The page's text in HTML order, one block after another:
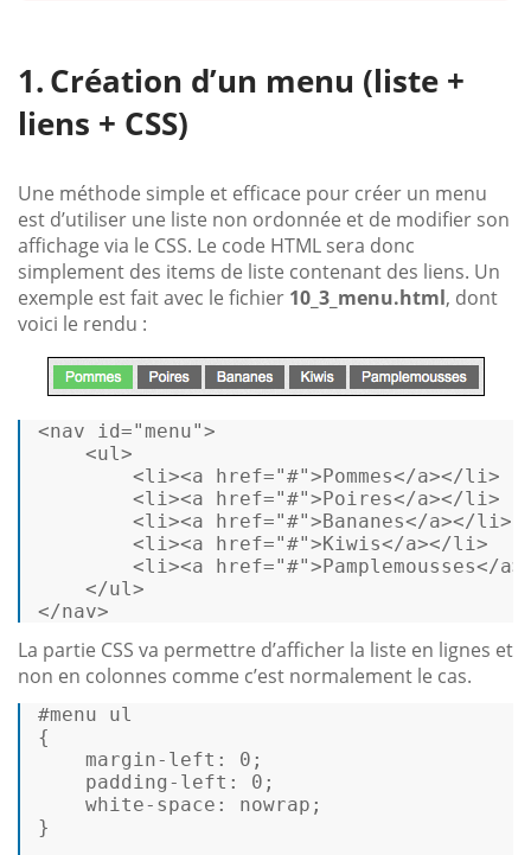
Création d’un menu (liste +
liens + CSS)
Une méthode simple et efficace pour créer un menu
est d’utiliser une liste non ordonnée et de modifier son
affichage via le CSS. Le code HTML sera donc
simplement des items de liste contenant des liens. Un
exemple est fait avec le fichier 10_3_menu.html, dont
voici le rendu :
<nav id="menu">
<ul>
<li><a href="#">Pommes</a></li>
<li><a href="#">Poires</a></li>
<li><a href="#">Bananes</a></li>
<li><a href="#">Kiwis</a></li>
<li><a href="#">Pamplemousses</a>
</ul>
</nav>
La partie CSS va permettre d’afficher la liste en lignes et
non en colonnes comme c’est normalement le cas.
#menu
ul
{
margin-left : 0 ;
padding-left : 0 ;
white-space : nowrap;
}